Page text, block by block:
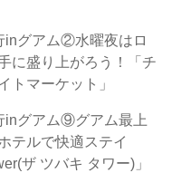
inグアム②水曜夜はロ
に盛り上がろう！「チ
トマーケット」
inグアム⑨グアム最上
テルで快適ステイ
ザ ツバキ タワー)」